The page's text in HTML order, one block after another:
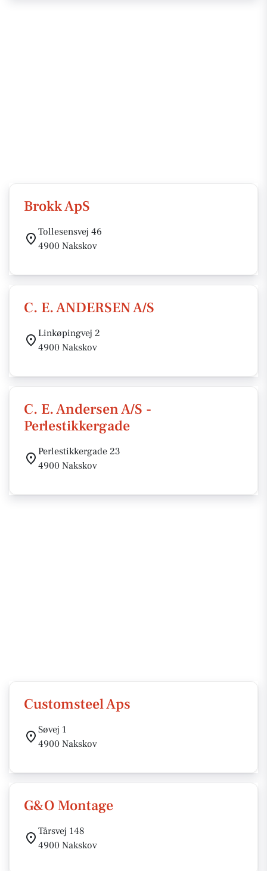
Brokk ApS
Tollesensvej 46
4900 Nakskov
C. E. ANDERSEN A/S
Linkøpingvej 2
4900 Nakskov
C. E. Andersen A/S -
Perlestikkergade
Perlestikkergade 23
4900 Nakskov
Customsteel Aps
Søvej 1
4900 Nakskov
G&O Montage
Tårsvej 148
4900 Nakskov